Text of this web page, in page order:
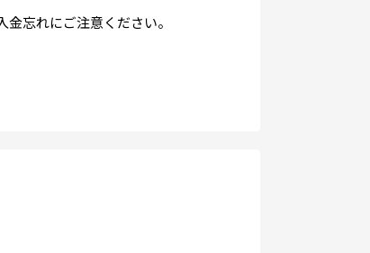
忘れにご注意ください。